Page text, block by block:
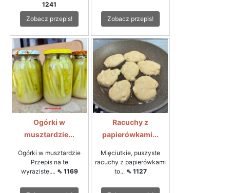
1241
Zobacz przepis!
Zobacz przepis!
Ogórki w
musztardzie...
Ogórki w musztardzie
Przepis na te
wyraziste,... ⇖ 1169
Racuchy z
papierówkami...
Mięciutkie, puszyste
racuchy z papierówkami
to... ⇖ 1127